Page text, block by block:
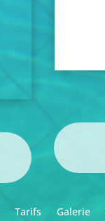
Tarifs Galerie